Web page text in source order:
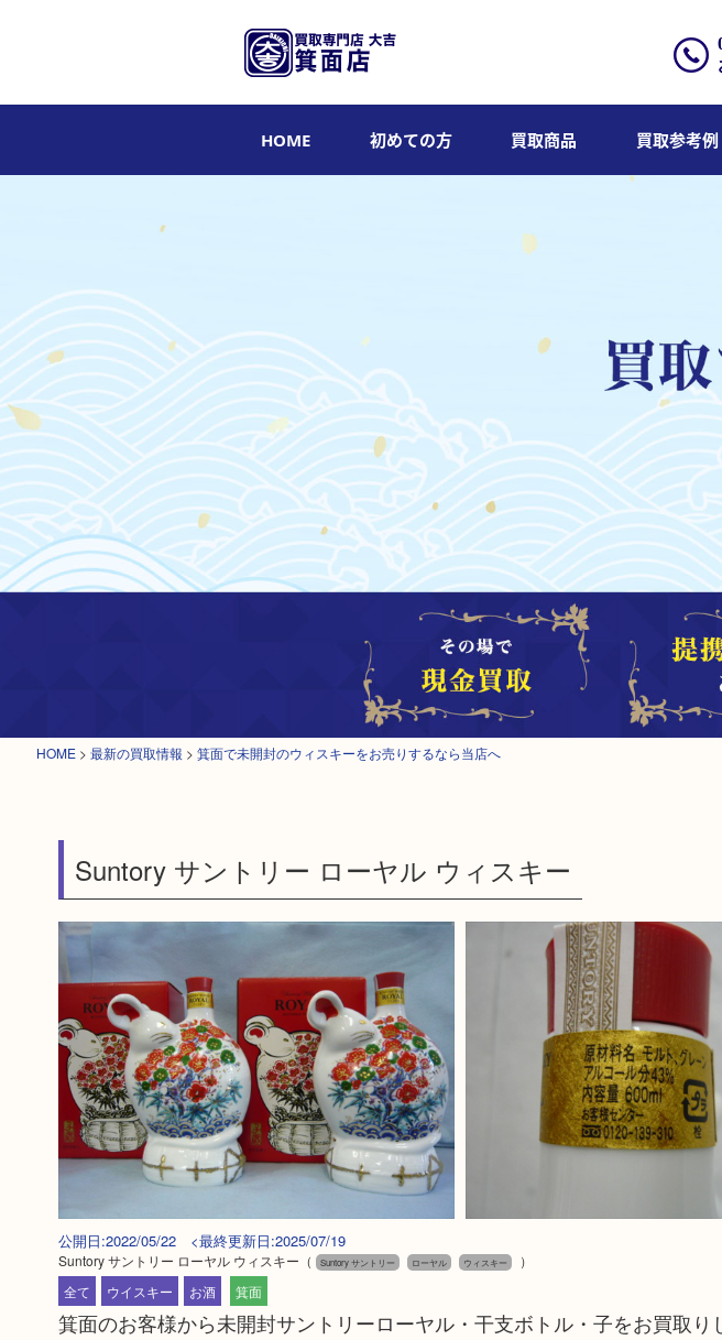
HOME 初めての方 買取商品 買取参考例
HOME > 最新の買取情報 > 箕面で未開封のウィスキーをお売りするなら当店へ
Suntory サントリー ローヤル ウィスキー
公開日:2022/05/22 <最終更新日:2025/07/19
Suntory サントリー ローヤル ウィスキー （ Suntory サントリー ローヤル ウィスキー
）
全て
ウイスキー お酒 箕面
箕面のお客様から未開封サントリーローヤル・干支ボトル・子をお買取り